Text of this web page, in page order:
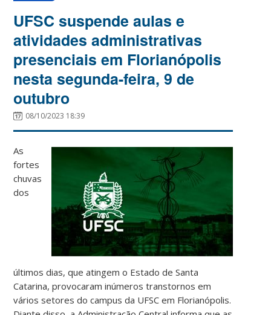
UFSC suspende aulas e
atividades administrativas
presenciais em Florianópolis
nesta segunda-feira, 9 de
outubro
08/10/2023 18:39
As
fortes
chuvas
dos
últimos dias, que atingem o Estado de Santa
Catarina, provocaram inúmeros transtornos em
vários setores do campus da UFSC em Florianópolis.